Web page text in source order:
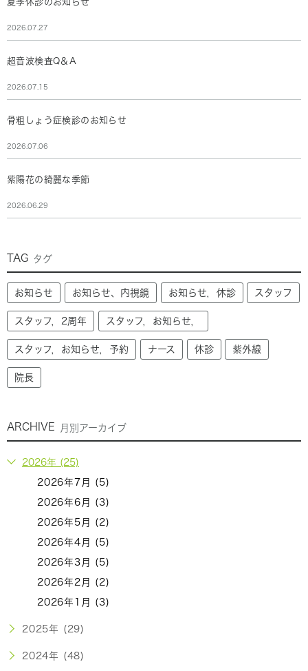
2026.07.27
超音波検査Q＆A
2026.07.15
骨粗しょう症検診のお知らせ
2026.07.06
紫陽花の綺麗な季節
2026.06.29
TAG タグ
お知らせ お知らせ、内視鏡 お知らせ，休診 スタッフ
スタッフ，2周年 スタッフ，お知らせ，
スタッフ，お知らせ，予約 ナース 休診 紫外線
院長
ARCHIVE 月別アーカイブ
2026年 (25)
2026年7月 (5)
2026年6月 (3)
2026年5月 (2)
2026年4月 (5)
2026年3月 (5)
2026年2月 (2)
2026年1月 (3)
2025年 (29)
2024年 (48)